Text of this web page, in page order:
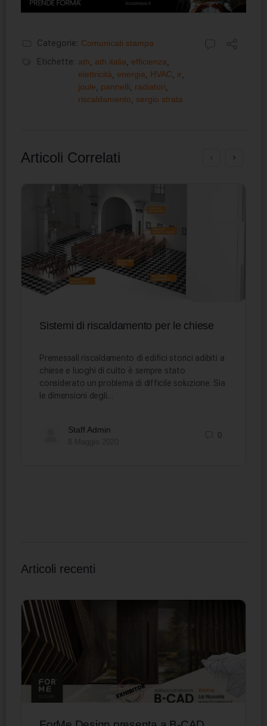
Categorie: Comunicati stampa
Etichette: ath ath italia efficienza
elettricità
energia HVAC ir
joule
pannelli radiatori
riscaldamento
sergio strata
Articoli Correlati
Sistemi di riscaldamento per le chiese
PremessaIl riscaldamento di edifici storici adibiti a
chiese e luoghi di culto è sempre stato
considerato un problema di difficile soluzione. Sia
le dimensioni degli…
Staff Admin
0
Articoli recenti